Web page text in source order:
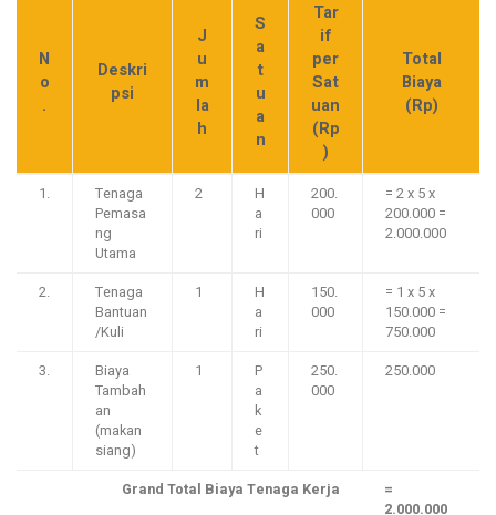
N
o
.
Deskri
psi
J
u
m
la
h
S
a
t
u
a
n
Tar
if
per
Sat
uan
(Rp
)
Total
Biaya
(Rp)
1.
Tenaga
Pemasa
ng
Utama
2
H
a
ri
200.
000
= 2 x 5 x
200.000 =
2.000.000
2.
Tenaga
Bantuan
/Kuli
1
H
a
ri
150.
000
= 1 x 5 x
150.000 =
750.000
3.
Biaya
Tambah
an
(makan
siang)
1
P
a
k
e
t
250.
000
250.000
Grand Total Biaya Tenaga Kerja
=
2.000.000